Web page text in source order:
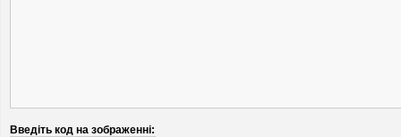
Введіть код на зображенні: